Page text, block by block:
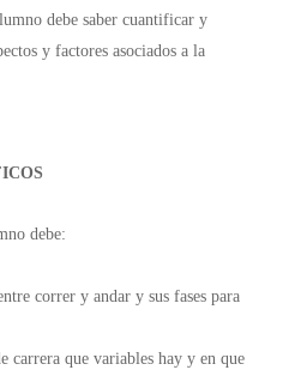
debe saber cuantificar y
y factores asociados a la
debe:
correr y andar y sus fases para
carrera que variables hay y en que